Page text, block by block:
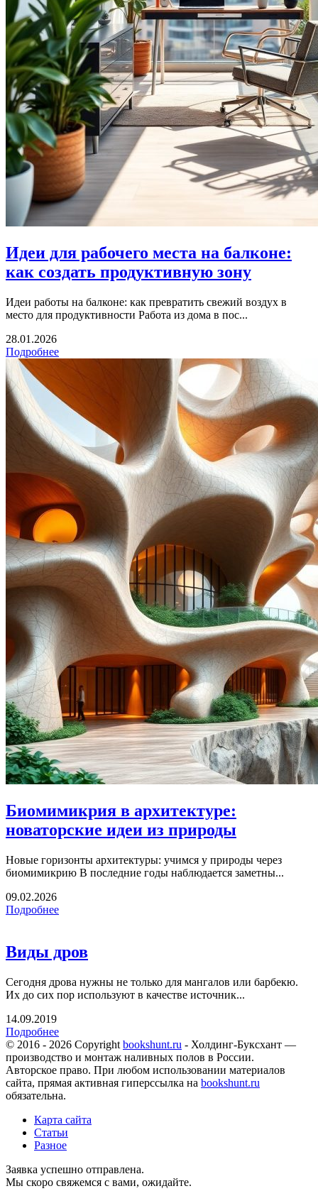
Идеи для рабочего места на балконе:
как создать продуктивную зону
Идеи работы на балконе: как превратить свежий воздух в
место для продуктивности Работа из дома в пос...
28.01.2026
Подробнее
Биомимикрия в архитектуре:
новаторские идеи из природы
Новые горизонты архитектуры: учимся у природы через
биомимикрию В последние годы наблюдается заметны...
09.02.2026
Подробнее
Виды дров
Сегодня дрова нужны не только для мангалов или барбекю.
Их до сих пор используют в качестве источник...
14.09.2019
Подробнее
© 2016 - 2026 Copyright bookshunt.ru - Холдинг-Буксхант —
производство и монтаж наливных полов в России.
Авторское право. При любом использовании материалов
сайта, прямая активная гиперссылка на bookshunt.ru
обязательна.
Карта сайта
Статьи
Разное
Заявка успешно отправлена.
Мы скоро свяжемся с вами, ожидайте.